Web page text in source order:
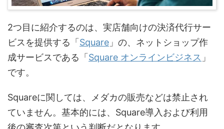
2つ目に紹介するのは、実店舗向けの決済代行サー
ビスを提供する「Square 」の、ネットショップ作
成サービスである「Square オンラインビジネス 」
です。
Squareに関しては、メダカの販売などは禁止され
ていません。基本的には、Square導入および利用